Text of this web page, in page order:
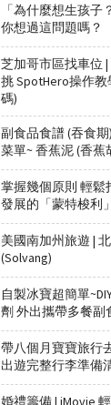
「為什麼想生孩子
你想過這問題嗎？
芝加哥市區找車位
挑 SpotHero操作教
碼)
副食品食譜 (吞食
菜單~ 香蕉泥 (香蕉
掌握幾個原則 輕鬆
發展的「蒙特梭利
美國南加州旅遊 |
(Solvang)
自製冰寶超簡單
劑 外出攜帶多餐副
帶八個月寶寶旅行
出遊完整行李準備
婚禮籌備 | iMovie